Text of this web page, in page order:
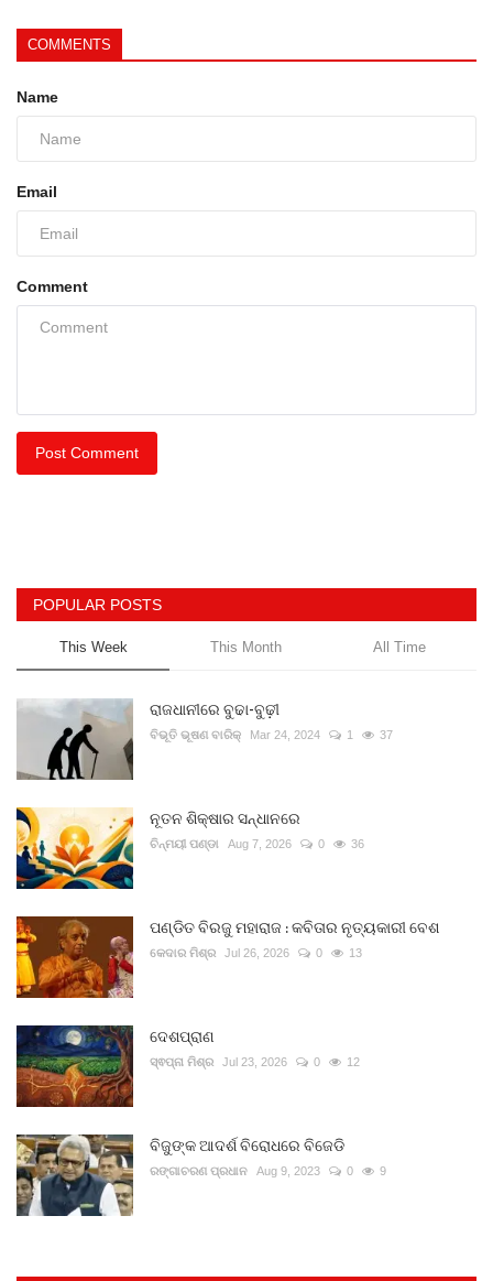
COMMENTS
Name
Email
Comment
Post Comment
POPULAR POSTS
This Week This Month All Time
ରାଜଧାନୀରେ ବୁଢା-ବୁଢ଼ୀ
ବିଭୂତି ଭୂଷଣ ବାରିକ୍ Mar 24, 2024 1 37
ନୂତନ ଶିକ୍ଷାର ସନ୍ଧାନରେ
ଚିନ୍ମୟୀ ପଣ୍ଡା Aug 7, 2026 0 36
ପଣ୍ଡିତ ବିରଜୁ ମହାରାଜ : କବିତାର ନୃତ୍ୟକାରୀ ବେଶ
କେଦାର ମିଶ୍ର Jul 26, 2026 0 13
ଦେଶପ୍ରାଣ
ସ୍ଵପ୍ନା ମିଶ୍ର Jul 23, 2026 0 12
ବିଜୁଙ୍କ ଆଦର୍ଶ ବିରୋଧରେ ବିଜେଡି
ରଙ୍ଗାଚରଣ ପ୍ରଧାନ Aug 9, 2023 0 9